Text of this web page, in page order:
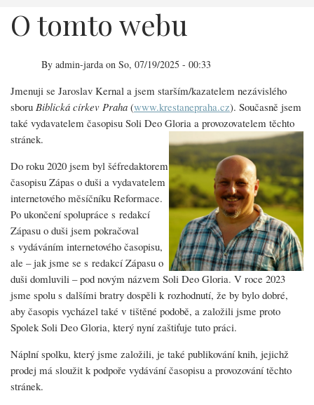
O tomto webu
O
tomto
webu
By admin-jarda on So, 07/19/2025 - 00:33
Jmenuji se Jaroslav Kernal a jsem starším/kazatelem nezávislého
sboru Biblická církev Praha (www.krestanepraha.cz). Současně jsem
také vydavatelem časopisu Soli Deo Gloria a provozovatelem těchto
stránek.
Do roku 2020 jsem byl šéfredaktorem
časopisu Zápas o duši a vydavatelem
internetového měsíčníku Reformace.
Po ukončení spolupráce s redakcí
Zápasu o duši jsem pokračoval
s vydáváním internetového časopisu,
ale – jak jsme se s redakcí Zápasu o
duši domluvili – pod novým názvem Soli Deo Gloria. V roce 2023
jsme spolu s dalšími bratry dospěli k rozhodnutí, že by bylo dobré,
aby časopis vycházel také v tištěné podobě, a založili jsme proto
Spolek Soli Deo Gloria, který nyní zaštiťuje tuto práci.
Náplní spolku, který jsme založili, je také publikování knih, jejichž
prodej má sloužit k podpoře vydávání časopisu a provozování těchto
stránek.